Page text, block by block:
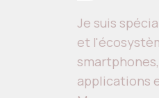
Je suis
et
applications